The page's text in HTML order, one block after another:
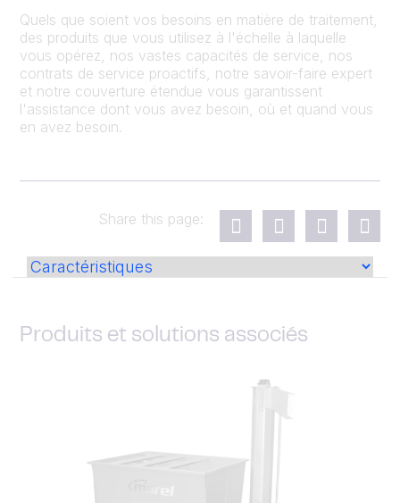
Quels que soient vos besoins en matière de traitement,
des produits que vous utilisez à l'échelle à laquelle
vous opérez, nos vastes capacités de service, nos
contrats de service proactifs, notre savoir-faire expert
et notre couverture étendue vous garantissent
l'assistance dont vous avez besoin, où et quand vous
en avez besoin.
Share this page:
Produits et solutions associés